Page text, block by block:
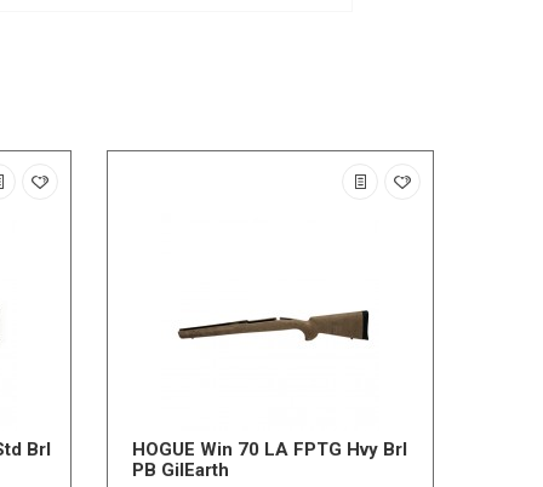
Brl
HOGUE Win 70 LA FPTG Hvy Brl
PB GilEarth